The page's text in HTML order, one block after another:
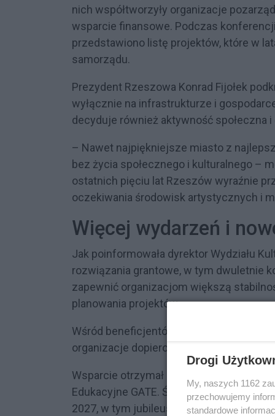
nich współtworzyły organizacje
wsparcie finansowe. Podczas
przedstawiono listę projektów, które w
samorządu.
Prezydent Rzeszowa Konrad Fijołek
wyłącznie na infrastrukturze i
decyduje również aktywność społeczna i
– Nawet najpiękniejsze miasto z
bez życia społecznego i kulturalnego –
ostatnich pięciu lat Rzeszów wyraźnie
oczekiwania środowisk artystycznych i
Więcej wydarzeń i
Jak poinformowała dyrektor Wydziału
rozwiązania grantowe, w tym dwuletnie
zapewnić organizacjom większą
planowania projektów.
Wśród beneficjentów znalazły się
organizacje dopiero budujące swoją
Wsparcie otrzymał m.in. Teatr
Edukacyjne GATE. Środki zostaną
2027, w tym jubileusz 25-lecia teatru,
Drogi
My, naszych 1162
przechowujemy
standardowe